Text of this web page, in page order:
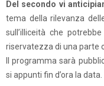
Del secondo vi
tema della rilevanza
sull’illiceità che
riservatezza di una parte
Il programma sarà
si appunti fin d’ora la data.